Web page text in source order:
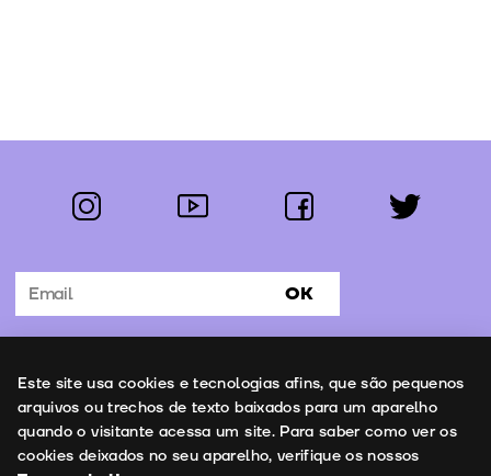
Segue-nos:
instagram youtube facebook twitter
Subscrever Newsletter OK
Contactos
Este site usa cookies e tecnologias afins, que são pequenos
arquivos ou trechos de texto baixados para um aparelho
quando o visitante acessa um site. Para saber como ver os
cookies deixados no seu aparelho, verifique os nossos